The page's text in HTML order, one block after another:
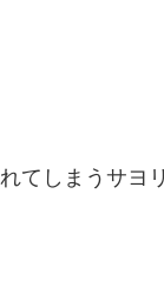
てしまうサヨ